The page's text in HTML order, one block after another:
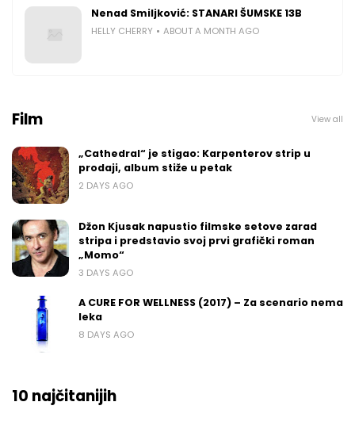
Nenad Smiljković: STANARI ŠUMSKE 13B
HELLY CHERRY ABOUT A MONTH AGO
Film View all
„Cathedral“ je stigao: Karpenterov strip u
prodaji, album stiže u petak
2 DAYS AGO
Džon Kjusak napustio filmske setove zarad
stripa i predstavio svoj prvi grafički roman
„Momo“
3 DAYS AGO
A CURE FOR WELLNESS (2017) – Za scenario nema
leka
8 DAYS AGO
10 najčitanijih